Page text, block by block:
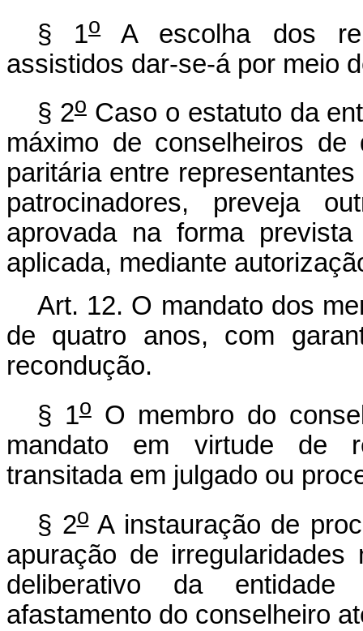
§ 1oA escolha dos
assistidos dar-se-á por meio
§ 2oCaso o estatuto da
máximo de conselheiros
paritária entre
patrocinadores, preveja
aprovada na forma
aplicada, mediante
Art. 12. O mandato dos
de quatro anos, com
recondução.
§ 1oO membro do
mandato em virtude de
transitada em julgado ou
§ 2oA instauração de
apuração de
deliberativo da
afastamento do conselheiro